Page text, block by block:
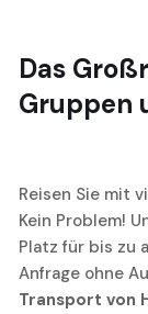
Das
Gruppen
Reisen Sie mit
Kein Problem!
Platz für bis zu
Anfrage ohne
Transport von